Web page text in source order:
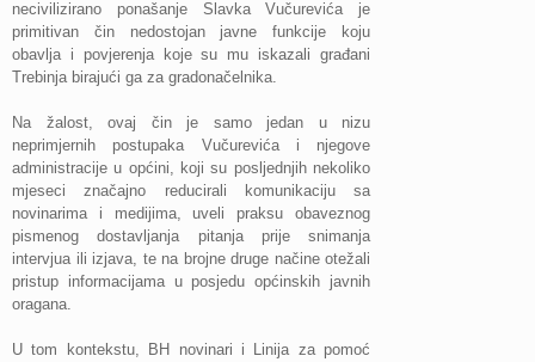
necivilizirano ponašanje Slavka Vučurevića je
primitivan čin nedostojan javne funkcije koju
obavlja i povjerenja koje su mu iskazali građani
Trebinja birajući ga za gradonačelnika.
Na žalost, ovaj čin je samo jedan u nizu
neprimjernih postupaka Vučurevića i njegove
administracije u općini, koji su posljednjih nekoliko
mjeseci značajno reducirali komunikaciju sa
novinarima i medijima, uveli praksu obaveznog
pismenog dostavljanja pitanja prije snimanja
intervjua ili izjava, te na brojne druge načine otežali
pristup informacijama u posjedu općinskih javnih
oragana.
U tom kontekstu, BH novinari i Linija za pomoć